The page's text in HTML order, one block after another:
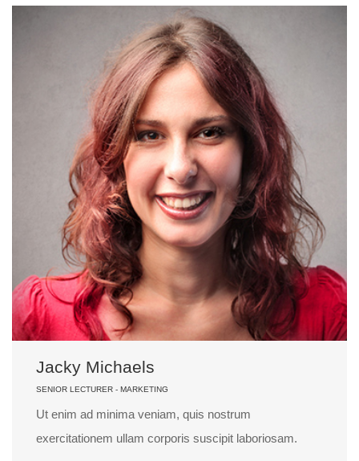
Jacky Michaels
SENIOR LECTURER - MARKETING
Ut enim ad minima veniam, quis nostrum
exercitationem ullam corporis suscipit laboriosam.